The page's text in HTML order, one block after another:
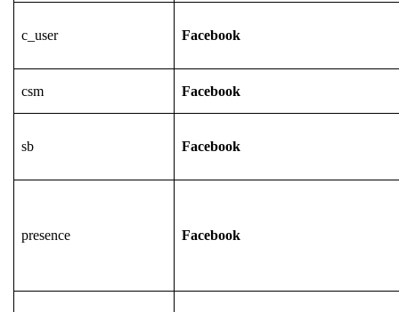
c_user Facebook
csm Facebook
sb Facebook
presence Facebook